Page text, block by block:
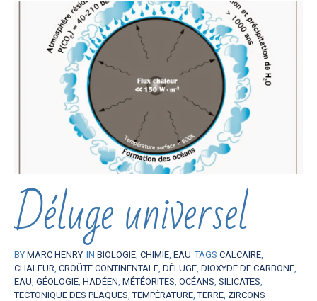
Déluge universel
BY MARC HENRY IN BIOLOGIE CHIMIE EAU TAGS CALCAIRE
CHALEUR CROÛTE CONTINENTALE DÉLUGE DIOXYDE DE CARBONE
EAU GÉOLOGIE HADÉEN MÉTÉORITES OCÉANS SILICATES
TECTONIQUE DES PLAQUES ,TEMPÉRATURE ,TERRE ZIRCONS